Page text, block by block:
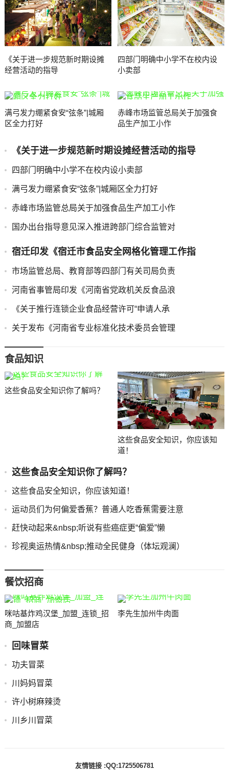
《关于进一步规范新时期设摊
经营活动的指导
四部门明确中小学不在校内设
小卖部
满弓发力绷紧食安“弦条”|城厢
区全力打好
赤峰市场监管总局关于加强食
品生产加工小作
《关于进一步规范新时期设摊经营活动的指导
四部门明确中小学不在校内设小卖部
满弓发力绷紧食安“弦条”|城厢区全力打好
赤峰市场监管总局关于加强食品生产加工小作
国办出台指导意见深入推进跨部门综合监管对
宿迁印发《宿迁市食品安全网格化管理工作指
市场监管总局、教育部等四部门有关司局负责
河南省事管局印发《河南省党政机关反食品浪
《关于推行连锁企业食品经营许可“申请人承
关于发布《河南省专业标准化技术委员会管理
食品知识
这些食品安全知识你了解吗？
这些食品安全知识，你应该知
道！
这些食品安全知识你了解吗？
这些食品安全知识，你应该知道！
运动员们为何偏爱香蕉？普通人吃香蕉需要注意
赶快动起来&nbsp;听说有些癌症更“偏爱”懒
珍视奥运热情&nbsp;推动全民健身（体坛观澜）
餐饮招商
咪咕基炸鸡汉堡_加盟_连锁_招
商_加盟店
李先生加州牛肉面
回味冒菜
功夫冒菜
川妈妈冒菜
许小树麻辣烫
川乡川冒菜
友情链接 :QQ:1725506781